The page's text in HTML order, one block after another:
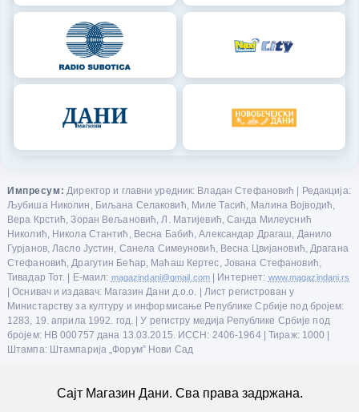
Импресум: Директор и главни уредник: Владан Стефановић | Редакција:
Љубиша Николин, Биљана Селаковић, Миле Тасић, Малина Војводић,
Вера Крстић, Зоран Вељановић, Л. Матијевић, Санда Милеуснић
Николић, Никола Стантић, Весна Бабић, Александар Драгаш, Данило
Гурјанов, Ласло Јустин, Санела Симеуновић, Весна Цвијановић, Драгана
Стефановић, Драгутин Бећар, Маћаш Кертес, Јована Стефановић,
Тивадар Тот. | Е-маил: magazindani@gmail.com | Интернет: www.magazindani.rs
| Оснивач и издавач: Магазин Дани д.о.о. | Лист регистрован у
Министарству за културу и информисање Републике Србије под бројем:
1283, 19. априла 1992. год. | У регистру медија Републике Србије под
бројем: НВ 000757 дана 13.03.2015. ИССН: 2406-1964 | Тираж: 1000 |
Штампа: Штампарија „Форум” Нови Сад
Сајт Магазин Дани. Сва права задржана.